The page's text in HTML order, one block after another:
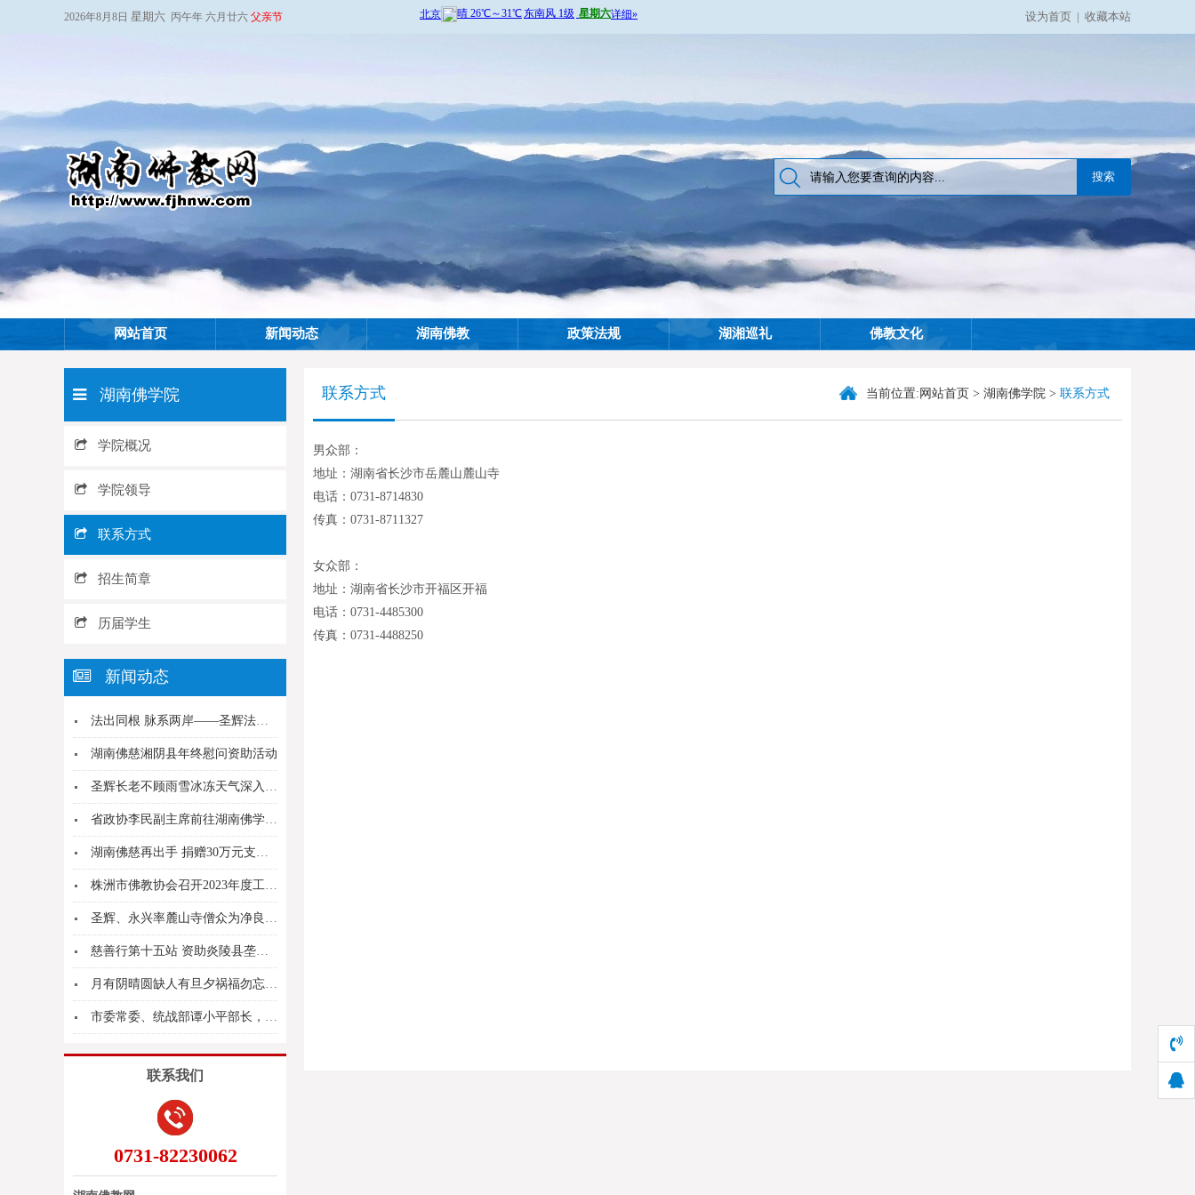
2026年8月8日 星期六 丙午年 六月廿六 父亲节 设为首页 | 收藏本站
网站首页 新闻动态 湖南佛教 政策法规 湖湘巡礼 佛教文化
湖南佛学院
学院概况
学院领导
联系方式
招生简章
历届学生
新闻动态
法出同根 脉系两岸——圣辉法师与慧律法师共续法...
湖南佛慈湘阴县年终慰问资助活动
圣辉长老不顾雨雪冰冻天气深入小寺院看望慰问
省政协李民副主席前往湖南佛学院就“加强我省宗教...
湖南佛慈再出手 捐赠30万元支持张家界抗疫
株洲市佛教协会召开2023年度工作总结会
圣辉、永兴率麓山寺僧众为净良长老普佛念诵观世音...
慈善行第十五站 资助炎陵县垄溪乡三口龙村刘家组
月有阴晴圆缺人有旦夕祸福勿忘世上苦人多
市委常委、统战部谭小平部长，市政府朱东铁副市长...
联系我们
0731-82230062
联系方式 当前位置: 网站首页 > 湖南佛学院 > 联系方式
男众部：
地址：湖南省长沙市岳麓山麓山寺
电话：0731-8714830
传真：0731-8711327
女众部：
地址：湖南省长沙市开福区开福
电话：0731-4485300
传真：0731-4488250